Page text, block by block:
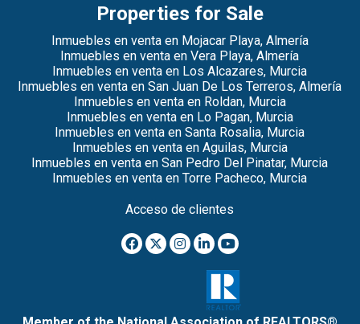
Properties for Sale
Inmuebles en venta en Mojacar Playa, Almería
Inmuebles en venta en Vera Playa, Almería
Inmuebles en venta en Los Alcazares, Murcia
Inmuebles en venta en San Juan De Los Terreros, Almería
Inmuebles en venta en Roldan, Murcia
Inmuebles en venta en Lo Pagan, Murcia
Inmuebles en venta en Santa Rosalia, Murcia
Inmuebles en venta en Aguilas, Murcia
Inmuebles en venta en San Pedro Del Pinatar, Murcia
Inmuebles en venta en Torre Pacheco, Murcia
Acceso de clientes